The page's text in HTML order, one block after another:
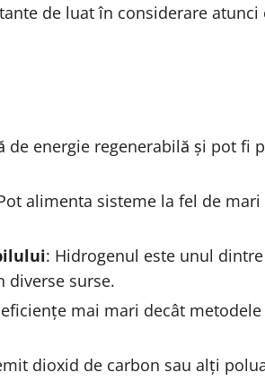
de luat în considerare
de energie regenerabilă și pot fi
alimenta sisteme la fel de
: Hidrogenul este unul
diverse surse.
mai mari decât
dioxid de carbon sau alți